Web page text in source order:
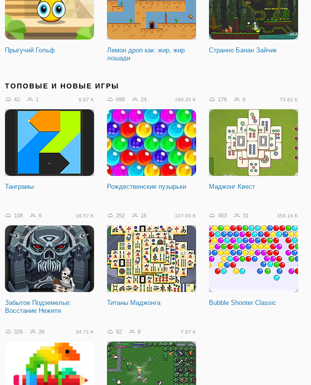
Прыгучий Гольф
Лемон дроп как: жир, жир
лошади
Странно Банан Зайчик
Приключения Тото
ТОПОВЫЕ И НОВЫЕ ИГРЫ
42 1 6.87 K
Танграмы
699 24 160.35 K
Рождественские пузырьки
176 6 73.62 K
Маджонг Квест
108 6 18.57 K
Забытое Подземелье:
Восстание Нежити
252 16 107.03 K
Титаны Маджонга
453 31 358.16 K
Bubble Shooter Classic
326 26 34.71 K 92 8 7.67 K